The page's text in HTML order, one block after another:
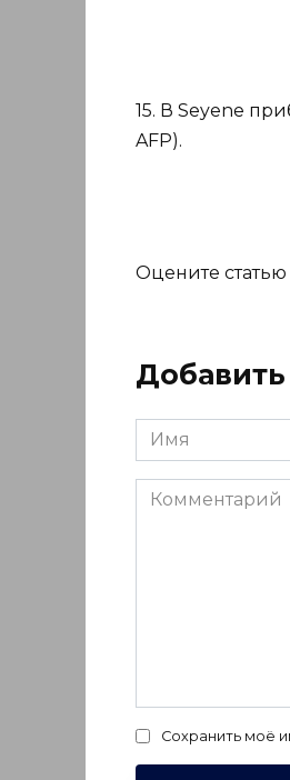
15. В Seyene
AFP).
Оцените статью
Имя
*
Комментарий
Сохранить моё